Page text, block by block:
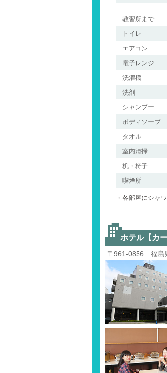
教習所まで
トイレ
エアコン
電子レンジ
洗濯機
洗剤
シャンプー
ボディソープ
タオル
室内清掃
机・椅子
喫煙所
・各部屋にシャ
ホテル【カ
〒961-0856 福島